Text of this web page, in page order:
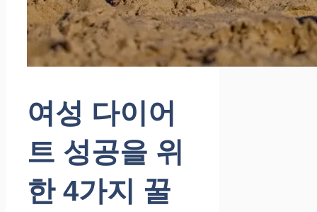
여성 다이어
트 성공을 위
한 4가지 꿀